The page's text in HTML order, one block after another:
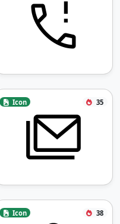
Icon 35
Icon 38